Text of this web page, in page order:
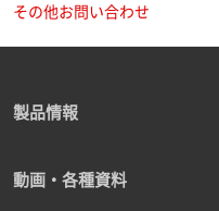
その他お問い合わせ
製品情報
動画・各種資料